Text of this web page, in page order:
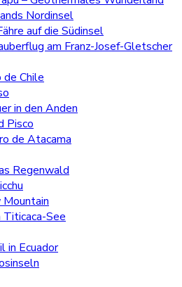
Nordinsel
auf die Südinsel
am Franz-Josef-Gletscher
de Chile
in den Anden
Pisco
de Atacama
Regenwald
Mountain
Titicaca-See
in Ecuador